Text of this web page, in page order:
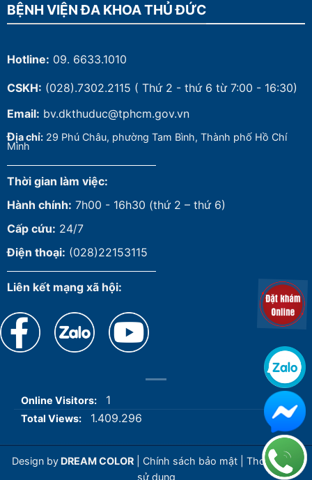
BỆNH VIỆN ĐA KHOA THỦ ĐỨC
Hotline: 09. 6633.1010
CSKH: (028).7302.2115 ( Thứ 2 - thứ 6 từ 7:00 - 16:30)
Email: bv.dkthuduc@tphcm.gov.vn
Địa chỉ: 29 Phú Châu, phường Tam Bình, Thành phố Hồ Chí
Minh
Thời gian làm việc:
Hành chính: 7h00 - 16h30 (thứ 2 – thứ 6)
Cấp cứu: 24/7
Điện thoại: (028)22153115
Liên kết mạng xã hội:
Online Visitors: 1
Total Views: 1.409.296
Design by DREAM COLOR Chính sách bảo mật
Thoả thuận
sử dụng